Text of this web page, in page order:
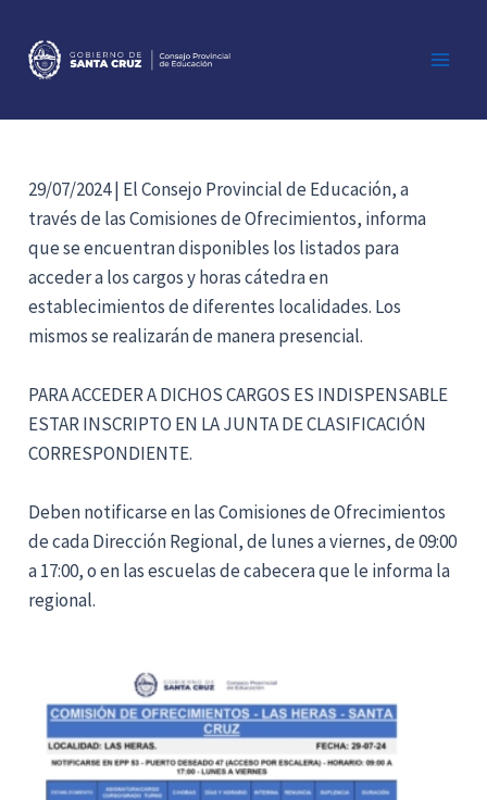
contenido
29/07/2024 | El Consejo Provincial de Educación, a
través de las Comisiones de Ofrecimientos, informa
que se encuentran disponibles los listados para
acceder a los cargos y horas cátedra en
establecimientos de diferentes localidades. Los
mismos se realizarán de manera presencial.
PARA ACCEDER A DICHOS CARGOS ES INDISPENSABLE
ESTAR INSCRIPTO EN LA JUNTA DE CLASIFICACIÓN
CORRESPONDIENTE.
Deben notificarse en las Comisiones de Ofrecimientos
de cada Dirección Regional, de lunes a viernes, de 09:00
a 17:00, o en las escuelas de cabecera que le informa la
regional.